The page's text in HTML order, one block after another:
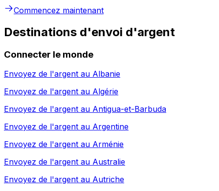
Commencez maintenant
Destinations d'envoi d'argent
Connecter le monde
Envoyez de l'argent au Albanie
Envoyez de l'argent au Algérie
Envoyez de l'argent au Antigua-et-Barbuda
Envoyez de l'argent au Argentine
Envoyez de l'argent au Arménie
Envoyez de l'argent au Australie
Envoyez de l'argent au Autriche